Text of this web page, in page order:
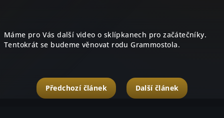
Máme pro Vás další video o sklípkanech pro začátečníky.
Tentokrát se budeme věnovat rodu Grammostola.
Předchozí článek Další článek